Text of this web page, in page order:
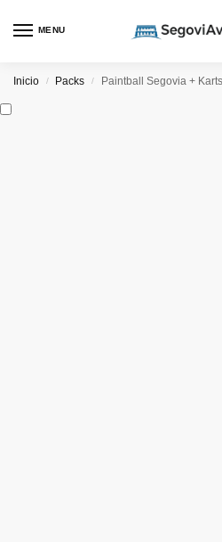
MENU
Inicio / Packs / Paintball Segovia + Karts